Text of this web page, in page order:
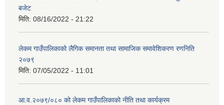
बजेट
मिति: 08/16/2022 - 21:22
लेकम गाउँपालिकाको लैगिक समानता तथा सामाजिक समावेशिकरण रणनिति
२०७९
मिति: 07/05/2022 - 11:01
आ.व.२०७९/०८० को लेकम गाउँपालिकाको नीति तथा कार्यक्रम